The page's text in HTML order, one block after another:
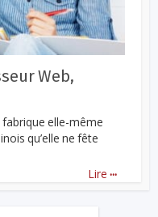
Web,
elle-même
qu’elle ne fête
Lire ...